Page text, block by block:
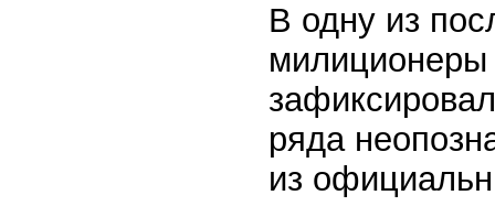
В одну из
милиционеры
ряда
из